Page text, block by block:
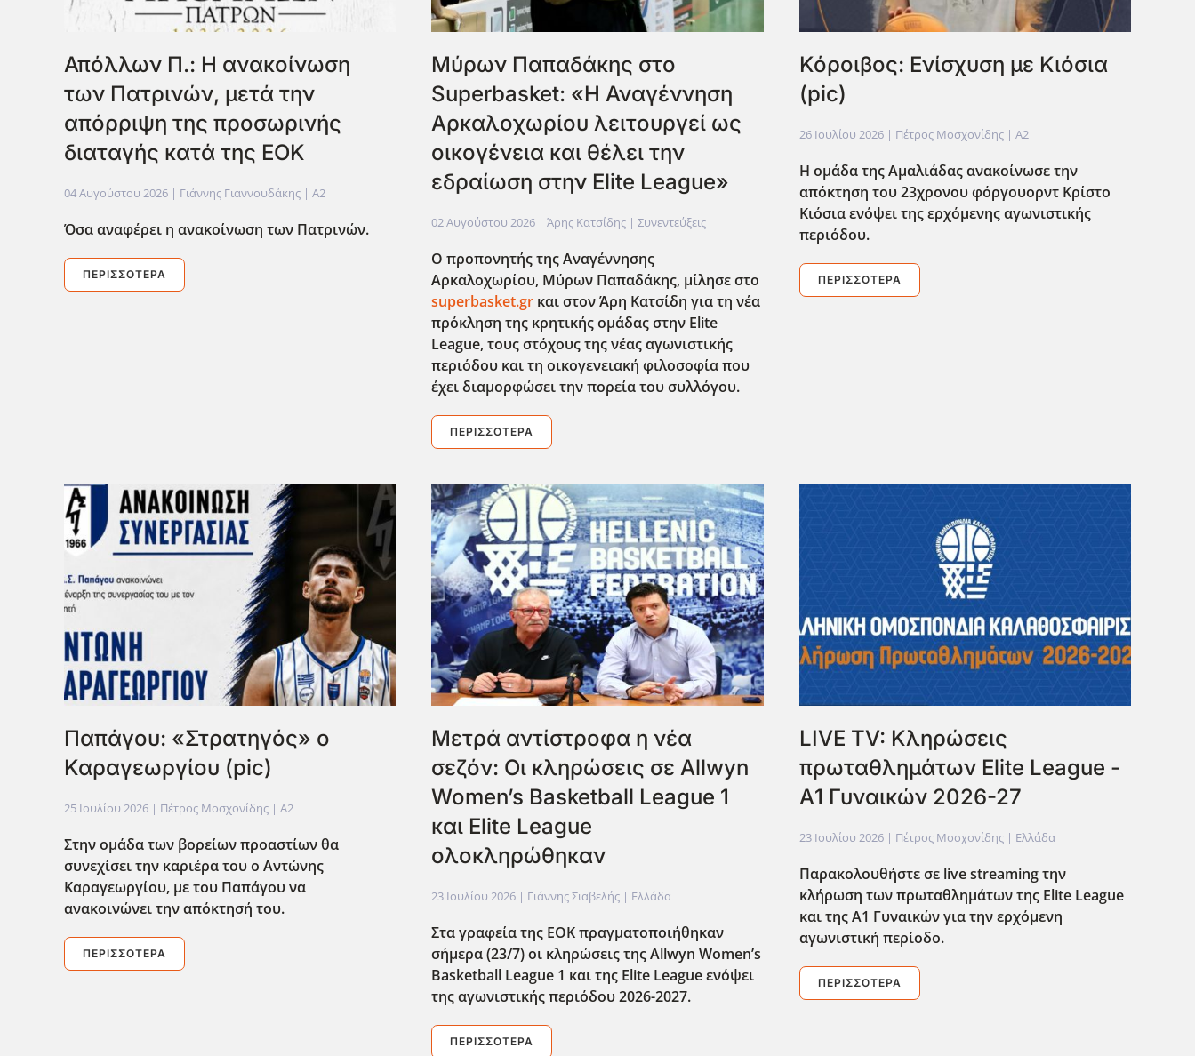
Απόλλων Π.: Η ανακοίνωση
των Πατρινών, μετά την
απόρριψη της προσωρινής
διαταγής κατά της ΕΟΚ
04 Αυγούστου 2026 | Γιάννης Γιαννουδάκης | A2
Όσα αναφέρει η ανακοίνωση των Πατρινών.
ΠΕΡΙΣΣΌΤΕΡΑ
Μύρων Παπαδάκης στο
Superbasket: «Η Αναγέννηση
Αρκαλοχωρίου λειτουργεί ως
οικογένεια και θέλει την
εδραίωση στην Elite League»
02 Αυγούστου 2026 | Άρης Κατσίδης |Συνεντεύξεις
Ο προπονητής της Αναγέννησης
Αρκαλοχωρίου, Μύρων Παπαδάκης, μίλησε στο
superbasket.gr και στον Άρη Κατσίδη για τη νέα
πρόκληση της κρητικής ομάδας στην Elite
League, τους στόχους της νέας αγωνιστικής
περιόδου και τη οικογενειακή φιλοσοφία που
έχει διαμορφώσει την πορεία του συλλόγου.
ΠΕΡΙΣΣΌΤΕΡΑ
Κόροιβος: Ενίσχυση με Κιόσια
(pic)
26 Ιουλίου 2026| Πέτρος Μοσχονίδης | A2
Η ομάδα της Αμαλιάδας ανακοίνωσε την
απόκτηση του 23χρονου φόργουορντ Κρίστο
Κιόσια ενόψει της ερχόμενης αγωνιστικής
περιόδου.
ΠΕΡΙΣΣΌΤΕΡΑ
Παπάγου: «Στρατηγός» ο
Καραγεωργίου (pic)
25 Ιουλίου 2026 | Πέτρος Μοσχονίδης | A2
Στην ομάδα των βορείων προαστίων θα
συνεχίσει την καριέρα του ο Αντώνης
Καραγεωργίου, με του Παπάγου να
ανακοινώνει την απόκτησή του.
ΠΕΡΙΣΣΌΤΕΡΑ
Μετρά αντίστροφα η νέα
σεζόν: Οι κληρώσεις σε Allwyn
Women’s Basketball League 1
και Elite League
ολοκληρώθηκαν
23 Ιουλίου 2026 | Γιάννης Σιαβελής | Ελλάδα
Στα γραφεία της ΕΟΚ πραγματοποιήθηκαν
σήμερα (23/7) οι κληρώσεις της Allwyn Women’s
Basketball League 1 και της Elite League ενόψει
της αγωνιστικής περιόδου 2026-2027.
ΠΕΡΙΣΣΌΤΕΡΑ
LIVE TV: Κληρώσεις
πρωταθλημάτων Elite League -
Α1 Γυναικών 2026-27
23 Ιουλίου 2026| Πέτρος Μοσχονίδης | Ελλάδα
Παρακολουθήστε σε live streaming την
κλήρωση των πρωταθλημάτων της Elite League
και της Α1 Γυναικών για την ερχόμενη
αγωνιστική περίοδο.
ΠΕΡΙΣΣΌΤΕΡΑ